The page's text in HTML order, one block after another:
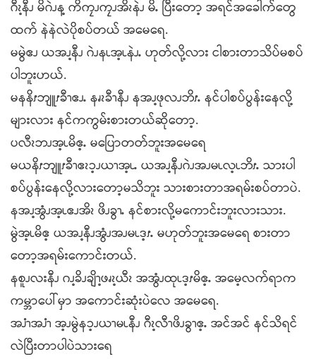
ဂီၩ့နီၪ မိဂဲၪန့ ကိကၠၪကၠၪအိၩနဲၪ မိႉ ပြီးတော့ အရင်အခေါက်တွေ
ထက် နဲနဲလဲပိုစပ်တယ် အမေရေ.
မမွဲဧၪ ယအၪ့နီၪ ဂဲၪနၬအ့ၬနဲၪႉ ဟုတ်လို့လား ငါစားတာသိပ်မစပ်
ပါဘူးဟယ်.
မနနိၭဘျူၭခီၫဧၪႉ နၧၩခီၫနီၪ နအၪ့ဖုလၪဘိၭႉ နင်ပါစပ်ပွန်းနေလို့
များလား နင်ကကွမ်းစားတယ်ဆိုတော့.
ပလီၩဘၪအ့ၬမိဧ့ႉ မပြောတတ်ဘူးအမေရေ
မယနိၭဘျူၭခီၫဧၩၥ့ၪယၫအ့ၬႉ ယအၪ့နီၪဂဲၪအၪမၬလ့ၬဘိၭႉ သားပါ
စပ်ပွန်းနေလို့လားတော့မသိဘူး သားစားတာအရမ်းစပ်တာပဲ.
နအၪ့အွံၪအ့ၬဧၪအိၩ ဖိၪခွၫႉ နင်စားလို့မကောင်းဘူးလားသား.
မွဲအ့ၬမိဧ့ ယအၪ့နီၪအွံၪအၪမၬဒ့ၭႉ မဟုတ်ဘူးအမေရေ စားတာ
တော့အရမ်းကောင်းတယ်.
နစူၪလးနီၪ ဂၪ့ခိၪချိၫ့ဖၧၩ့ယီၩ အအွံၪထုၬဒ့ၭမိဧ့ႉ အမေ့လက်ရာက
ကမ္ဘာပေါ်မှာ အကောင်းဆုံးပဲလေ အမေရေ.
အၨၫအၨၫ အ့ၪမွဲနၥ့ၪယၫမၬနီၪ ဂီၩ့လီၫဖိၪခွၫဧ့ႉ အင်အင် နင်သိရင်
လဲပြီးတာပါပဲသားရေ